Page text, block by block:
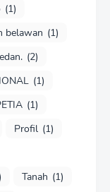
(1)
belawan (1)
(2)
(1)
(1)
Profil (1)
Tanah (1)